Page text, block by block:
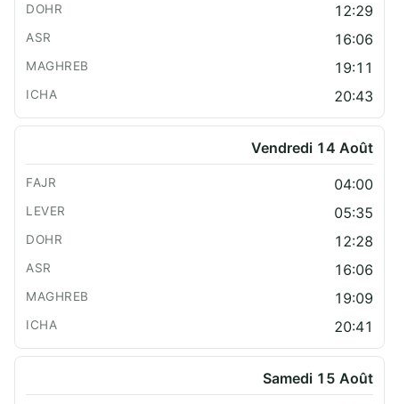
12:29
16:06
19:11
20:43
Vendredi 14 Août
04:00
05:35
12:28
16:06
19:09
20:41
Samedi 15 Août